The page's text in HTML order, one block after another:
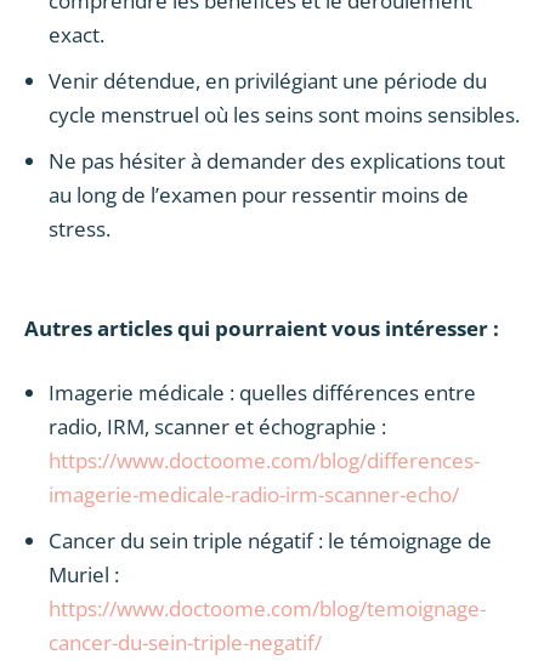
exact.
Venir détendue, en privilégiant une période du
cycle menstruel où les seins sont moins sensibles.
Ne pas hésiter à demander des explications tout
au long de l’examen pour ressentir moins de
stress.
Autres articles qui pourraient vous intéresser :
Imagerie médicale : quelles différences entre
radio, IRM, scanner et échographie :
https://www.doctoome.com/blog/differences-
imagerie-medicale-radio-irm-scanner-echo/
Cancer du sein triple négatif : le témoignage de
Muriel :
https://www.doctoome.com/blog/temoignage-
cancer-du-sein-triple-negatif/